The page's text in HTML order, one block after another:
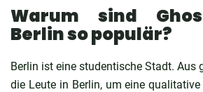
Warum sind
Berlin so populär?
Berlin ist eine studentische Stadt. Aus
die Leute in Berlin, um eine